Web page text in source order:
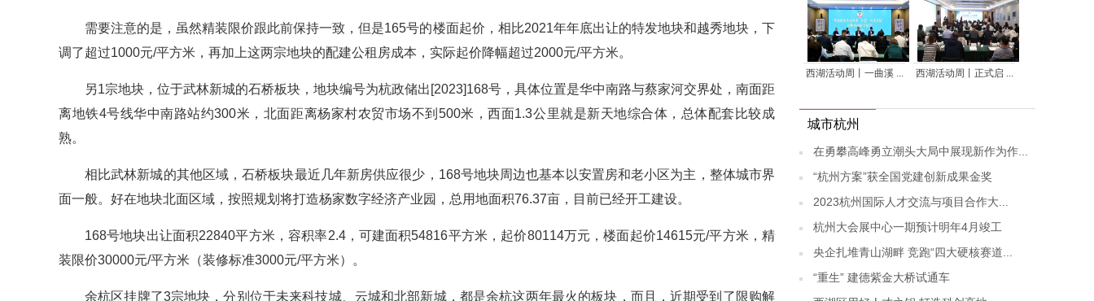
需要注意的是，虽然精装限价跟此前保持一致，但是165号的楼面起价，相比2021年年底出让的特发地块和越秀地块，下
调了超过1000元/平方米，再加上这两宗地块的配建公租房成本，实际起价降幅超过2000元/平方米。
另1宗地块，位于武林新城的石桥板块，地块编号为杭政储出[2023]168号，具体位置是华中南路与蔡家河交界处，南面距
离地铁4号线华中南路站约300米，北面距离杨家村农贸市场不到500米，西面1.3公里就是新天地综合体，总体配套比较成
熟。
相比武林新城的其他区域，石桥板块最近几年新房供应很少，168号地块周边也基本以安置房和老小区为主，整体城市界
面一般。好在地块北面区域，按照规划将打造杨家数字经济产业园，总用地面积76.37亩，目前已经开工建设。
168号地块出让面积22840平方米，容积率2.4，可建面积54816平方米，起价80114万元，楼面起价14615元/平方米，精
装限价30000元/平方米（装修标准3000元/平方米）。
余杭区挂牌了3宗地块，分别位于未来科技城、云城和北部新城，都是余杭这两年最火的板块，而且，近期受到了限购解
西湖活动周丨一曲溪 ... 西湖活动周丨正式启 ...
城市杭州
在勇攀高峰勇立潮头大局中展现新作为作...
“杭州方案”获全国党建创新成果金奖
2023杭州国际人才交流与项目合作大...
杭州大会展中心一期预计明年4月竣工
央企扎堆青山湖畔 竞跑“四大硬核赛道...
“重生” 建德紫金大桥试通车